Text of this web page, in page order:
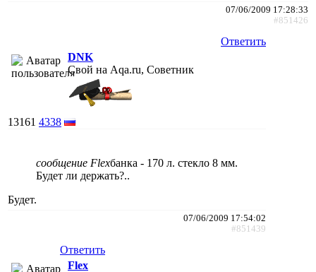
07/06/2009 17:28:33
#851426
Ответить
DNK
Свой на Aqa.ru, Советник
13161 4338
сообщение Flexбанка - 170 л. стекло 8 мм.
Будет ли держать?..
Будет.
07/06/2009 17:54:02
#851439
Ответить
Flex